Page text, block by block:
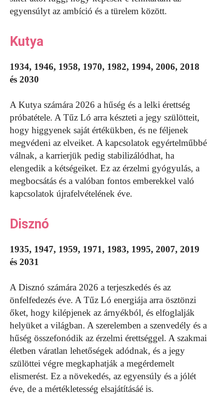
egyensúlyt az ambíció és a türelem között.
Kutya
1934, 1946, 1958, 1970, 1982, 1994, 2006, 2018
és 2030
A Kutya számára 2026 a hűség és a lelki érettség
próbatétele. A Tűz Ló arra készteti a jegy szülötteit,
hogy higgyenek saját értékükben, és ne féljenek
megvédeni az elveiket. A kapcsolatok egyértelműbbé
válnak, a karrierjük pedig stabilizálódhat, ha
elengedik a kétségeiket. Ez az érzelmi gyógyulás, a
megbocsátás és a valóban fontos emberekkel való
kapcsolatok újrafelvételének éve.
Disznó
1935, 1947, 1959, 1971, 1983, 1995, 2007, 2019
és 2031
A Disznó számára 2026 a terjeszkedés és az
önfelfedezés éve. A Tűz Ló energiája arra ösztönzi
őket, hogy kilépjenek az árnyékból, és elfoglalják
helyüket a világban. A szerelemben a szenvedély és a
hűség összefonódik az érzelmi érettséggel. A szakmai
életben váratlan lehetőségek adódnak, és a jegy
szülöttei végre megkaphatják a megérdemelt
elismerést. Ez a növekedés, az egyensúly és a jólét
éve, de a mértékletesség elsajátításáé is.